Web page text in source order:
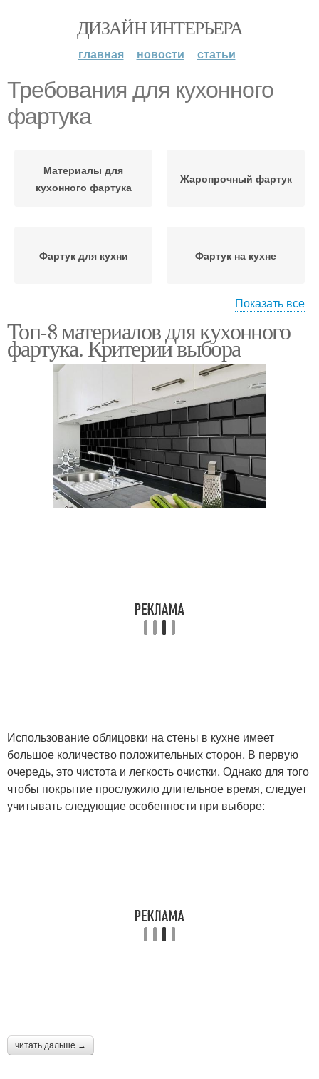
ДИЗАЙН ИНТЕРЬЕРА
главная новости статьи
Требования для кухонного
фартука
Материалы для
кухонного фартука
Жаропрочный фартук
Фартук для кухни Фартук на кухне
Стеклянные фартуки Стеклянный фартук
Кухонный фартук Материал для фартука
Самоклеющийся фартук Красивый фартук
Требования к
отделочным
материалам
Плитка на кухонном
фартуке
Показать все
Топ-8 материалов для кухонного
фартука. Критерии выбора
Использование облицовки на стены в кухне имеет
большое количество положительных сторон. В первую
очередь, это чистота и легкость очистки. Однако для того
чтобы покрытие прослужило длительное время, следует
учитывать следующие особенности при выборе:
читать дальше →